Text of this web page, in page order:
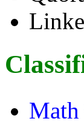
Math